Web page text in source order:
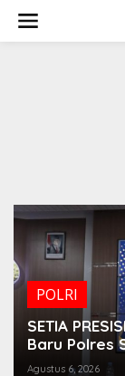
konten
POLRI
SETIA
Baru Polres
Agustus 6, 2026